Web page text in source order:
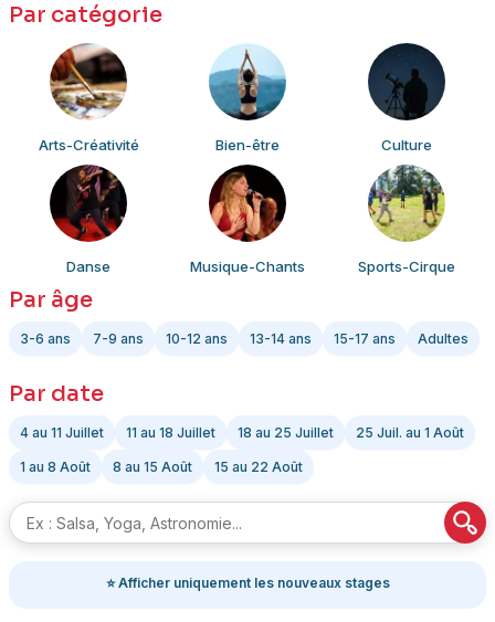
Par catégorie
Arts-Créativité Bien-être Culture
Danse Musique-Chants Sports-Cirque
Par âge
3-6 ans 7-9 ans 10-12 ans 13-14 ans 15-17 ans Adultes
Par date
4 au 11 Juillet 11 au 18 Juillet 18 au 25 Juillet 25 Juil. au 1 Août
1 au 8 Août 8 au 15 Août 15 au 22 Août
⭐ Afficher uniquement les nouveaux stages